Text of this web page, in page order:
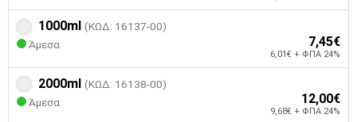
1000ml (ΚΩΔ: 16137-00)
Άμεσα
7,45€
6,01€ + ΦΠΑ 24%
2000ml (ΚΩΔ: 16138-00)
Άμεσα
12,00€
9,68€ + ΦΠΑ 24%